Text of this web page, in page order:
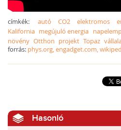
címkék:autó CO2 elektromos
Kalifornia megújuló energia
növény Otthon projekt Topaz
forrás: phys.org, engadget.com,
Hasonló